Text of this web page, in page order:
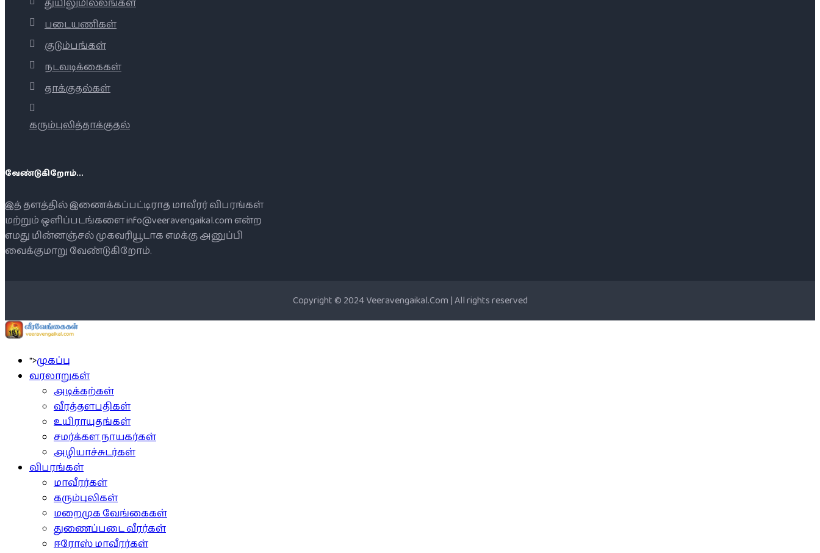
துயிலுமில்லங்கள்
படையணிகள்
குடும்பங்கள்
நடவடிக்கைகள்
தாக்குதல்கள்
கரும்புலித்தாக்குதல்
வேண்டுகிறோம்...
இத் தளத்தில் இணைக்கப்பட்டிராத மாவீரர் விபரங்கள்
மற்றும் ஒளிப்படங்களை info@veeravengaikal.com என்ற
எமது மின்னஞ்சல் முகவரியூடாக எமக்கு அனுப்பி
வைக்குமாறு வேண்டுகிறோம்.
Copyright © 2024 Veeravengaikal.Com | All rights reserved
">முகப்பு
வரலாறுகள்
அடிக்கற்கள்
வீரத்தளபதிகள்
உயிராயுதங்கள்
சமர்க்கள நாயகர்கள்
அழியாச்சுடர்கள்
விபரங்கள்
மாவீரர்கள்
கரும்புலிகள்
மறைமுக வேங்கைகள்
துணைப்படை வீரர்கள்
ஈரோஸ் மாவீரர்கள்